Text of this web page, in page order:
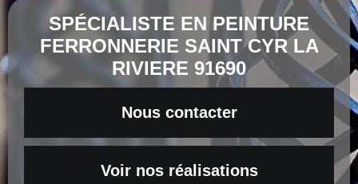
SPÉCIALISTE EN PEINTURE
FERRONNERIE SAINT CYR LA
RIVIERE 91690
Nous contacter
Voir nos réalisations